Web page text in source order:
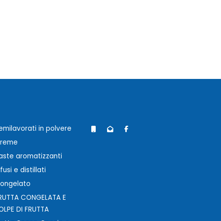
in polvere
aromatizzanti
e distillati
CONGELATA E
DI FRUTTA